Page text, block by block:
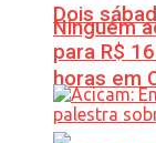
Dois
horas em
Ninguém
para R$